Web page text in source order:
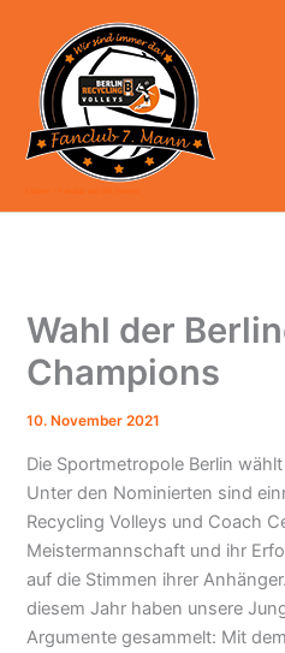
springen
Wahl der
Champions
10. November 2021
Die Sportmetropole Berlin
Unter den Nominierten sind
Recycling Volleys und Coach
Meistermannschaft und ihr
auf die Stimmen ihrer
diesem Jahr haben unsere
Argumente gesammelt: Mit